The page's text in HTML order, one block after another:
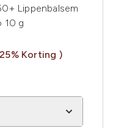
Lippenbalsem
10 g
Price:
Korting )